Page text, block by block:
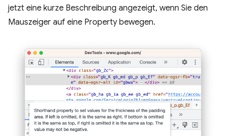
jetzt eine kurze Beschreibung angezeigt, wenn Sie den
Mauszeiger auf eine Property bewegen.